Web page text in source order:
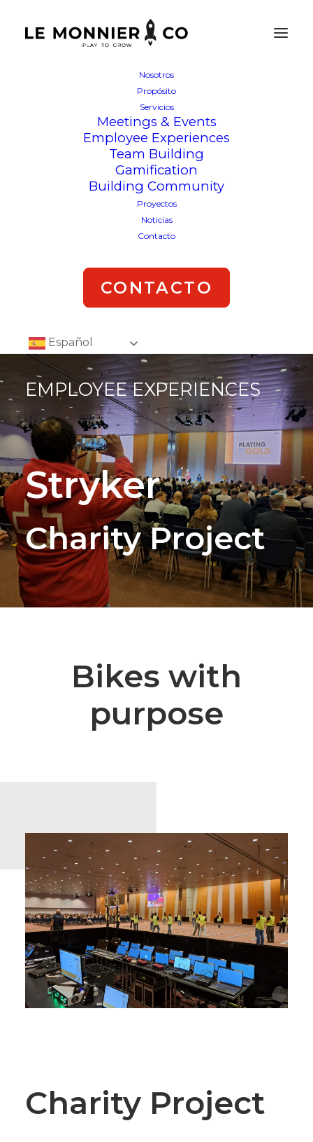
Nosotros
Propósito
Servicios
Meetings & Events
Employee Experiences
Team Building
Gamification
Building Community
Proyectos
Noticias
Contacto
CONTACTO
Español
EMPLOYEE EXPERIENCES
Stryker
Charity Project
Bikes with
purpose
Charity Project